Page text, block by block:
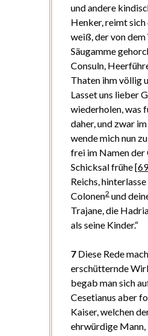
und andere
Henker, reimt sich
weiß, der von
Säugamme
Consuln,
Thaten ihm völlig
Lasset uns lieber
wiederholen, was
daher, und zwar
wende mich nun
frei im Namen der
Schicksal frühe[
Reichs,
Colonen2und
Trajane, die
als seine Kinder.“
7 Diese Rede
erschütternde
begab man sich
Cesetianus aber
Kaiser, welchen
ehrwürdige Mann,